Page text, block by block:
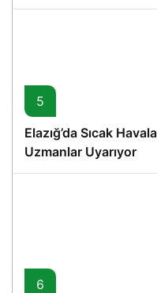
5
Elazığ’da Sıcak
Uzmanlar Uyarıyor
6